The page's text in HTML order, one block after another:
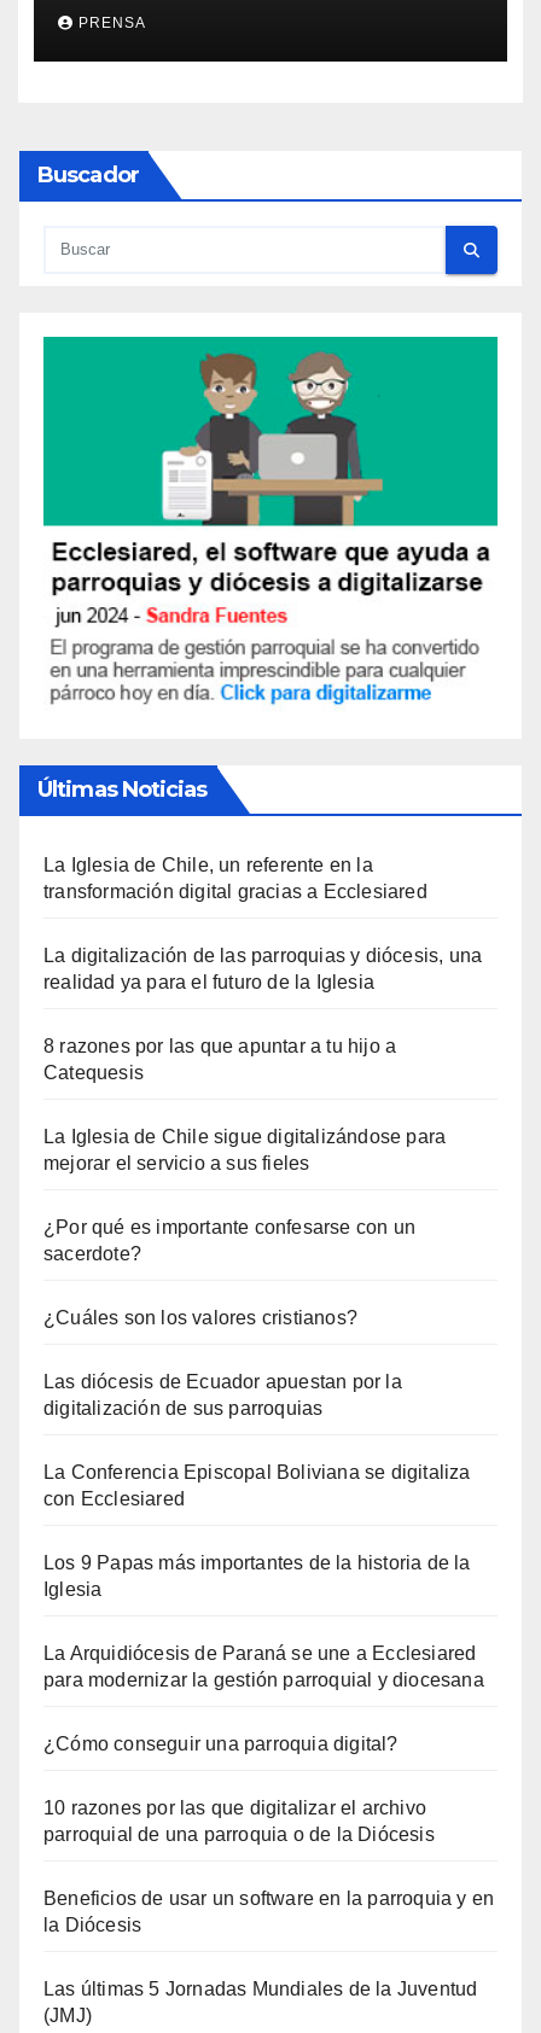
PRENSA
Buscador
Últimas Noticias
La Iglesia de Chile, un referente en la
transformación digital gracias a Ecclesiared
La digitalización de las parroquias y diócesis, una
realidad ya para el futuro de la Iglesia
8 razones por las que apuntar a tu hijo a
Catequesis
La Iglesia de Chile sigue digitalizándose para
mejorar el servicio a sus fieles
¿Por qué es importante confesarse con un
sacerdote?
¿Cuáles son los valores cristianos?
Las diócesis de Ecuador apuestan por la
digitalización de sus parroquias
La Conferencia Episcopal Boliviana se digitaliza
con Ecclesiared
Los 9 Papas más importantes de la historia de la
Iglesia
La Arquidiócesis de Paraná se une a Ecclesiared
para modernizar la gestión parroquial y diocesana
¿Cómo conseguir una parroquia digital?
10 razones por las que digitalizar el archivo
parroquial de una parroquia o de la Diócesis
Beneficios de usar un software en la parroquia y en
la Diócesis
Las últimas 5 Jornadas Mundiales de la Juventud
(JMJ)